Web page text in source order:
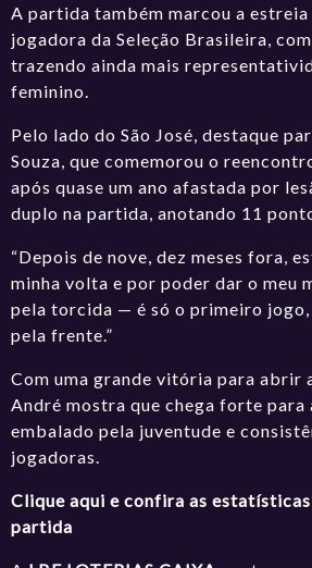
A partida também marcou a estreia
jogadora da Seleção Brasileira,
trazendo ainda mais
feminino.
Pelo lado do São José, destaque
Souza, que comemorou o
após quase um ano afastada por
duplo na partida, anotando 11
“Depois de nove, dez meses fora,
minha volta e por poder dar o meu
pela torcida — é só o primeiro
pela frente.”
Com uma grande vitória para abrir
André mostra que chega forte para
embalado pela juventude e
jogadoras.
Clique aqui e confira as
partida